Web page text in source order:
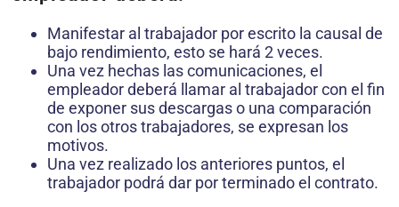
Manifestar al trabajador por escrito la causal de
bajo rendimiento, esto se hará 2 veces.
Una vez hechas las comunicaciones, el
empleador deberá llamar al trabajador con el fin
de exponer sus descargas o una comparación
con los otros trabajadores, se expresan los
motivos.
Una vez realizado los anteriores puntos, el
trabajador podrá dar por terminado el contrato.